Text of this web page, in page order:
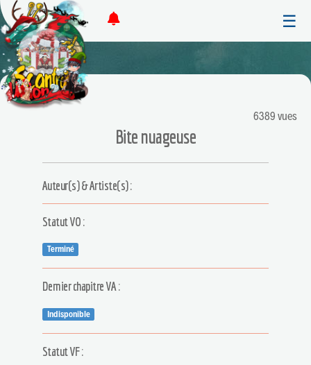
☰
6389 vues
Bite nuageuse
Auteur(s) & Artiste(s) :
Statut VO :
Terminé
Dernier chapitre VA :
Indisponible
Statut VF :